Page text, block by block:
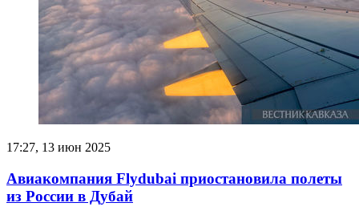
17:27, 13 июн 2025
Авиакомпания Flydubai приостановила полеты
из России в Дубай